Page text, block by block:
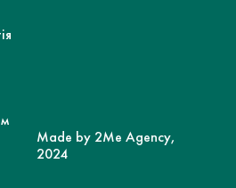
Made by 2Me Agency,
2024